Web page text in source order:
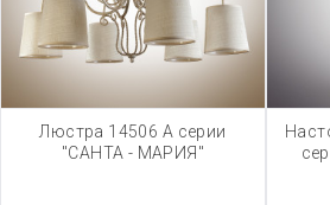
Люстра 14506 А серии
"САНТА - МАРИЯ"